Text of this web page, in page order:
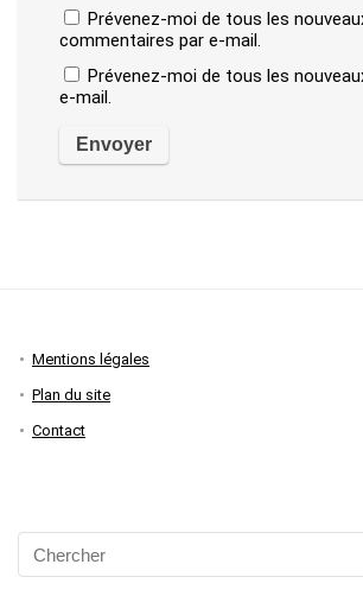
Prévenez-moi de tous les
commentaires par e-mail.
Prévenez-moi de tous les
e-mail.
Mentions légales
Plan du site
Contact